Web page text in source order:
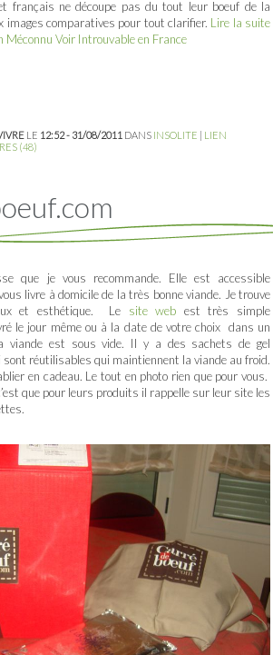
français ne découpe pas du tout leur boeuf de la
images comparatives pour tout clarifier. Lire la suite
Méconnu Voir Introuvable en France
LE 12:52 - 31/08/2011 DANS INSOLITE
LIEN
(48)
que je vous recommande. Elle est accessible
livre à domicile de la très bonne viande. Je trouve
et esthétique. Le site web est très simple
le jour même ou à la date de votre choix dans un
viande est sous vide. Il y a des sachets de gel
sont réutilisables qui maintiennent la viande au froid.
en cadeau. Le tout en photo rien que pour vous.
que pour leurs produits il rappelle sur leur site les